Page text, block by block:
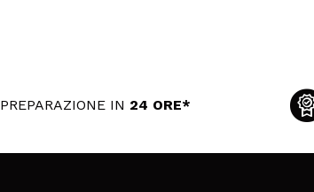
PREPARAZIONE IN 24 ORE*